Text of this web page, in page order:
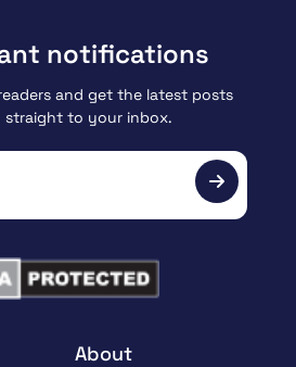
About
notifications
and get the latest posts
straight to your inbox.